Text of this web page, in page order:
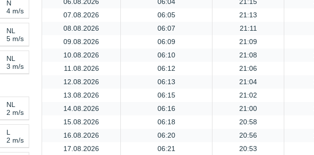
07.08.2026
06:05 21:13
08.08.2026
06:07 21:11
09.08.2026
06:09 21:09
10.08.2026
06:10 21:08
11.08.2026
06:12 21:06
12.08.2026
06:13 21:04
13.08.2026
06:15 21:02
14.08.2026
06:16 21:00
15.08.2026
06:18 20:58
16.08.2026
06:20 20:56
17.08.2026
06:21 20:53
N
4 m/s
NL
5 m/s
NL
3 m/s
NL
2 m/s
L
2 m/s